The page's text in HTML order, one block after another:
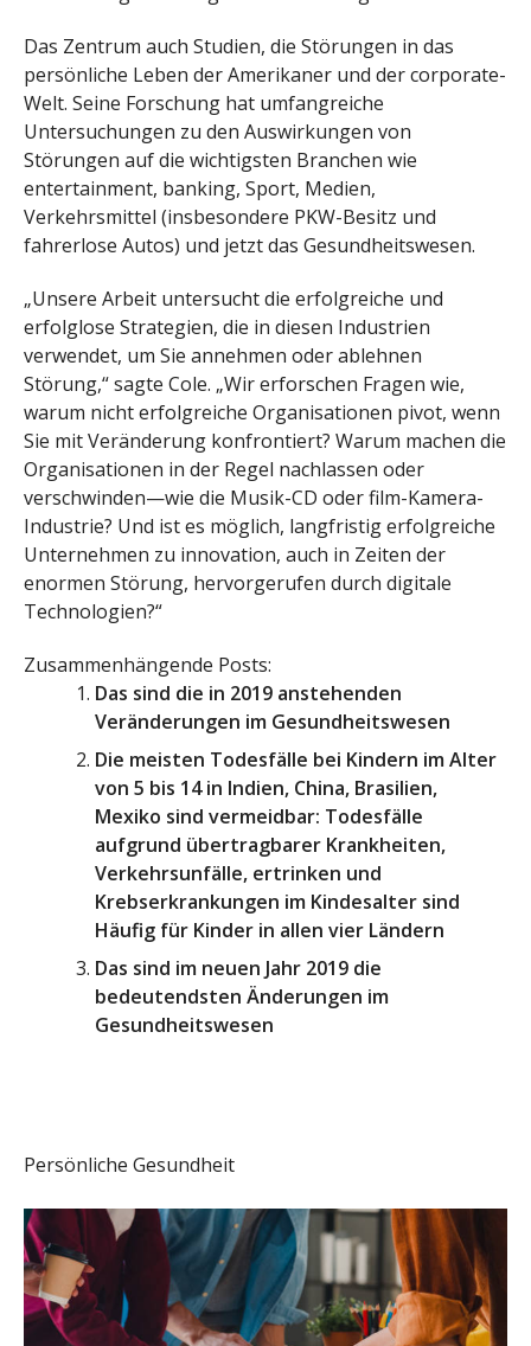
Das Zentrum auch Studien, die Störungen in das
persönliche Leben der Amerikaner und der corporate-
Welt. Seine Forschung hat umfangreiche
Untersuchungen zu den Auswirkungen von
Störungen auf die wichtigsten Branchen wie
entertainment, banking, Sport, Medien,
Verkehrsmittel (insbesondere PKW-Besitz und
fahrerlose Autos) und jetzt das Gesundheitswesen.
„Unsere Arbeit untersucht die erfolgreiche und
erfolglose Strategien, die in diesen Industrien
verwendet, um Sie annehmen oder ablehnen
Störung,“ sagte Cole. „Wir erforschen Fragen wie,
warum nicht erfolgreiche Organisationen pivot, wenn
Sie mit Veränderung konfrontiert? Warum machen die
Organisationen in der Regel nachlassen oder
verschwinden—wie die Musik-CD oder film-Kamera-
Industrie? Und ist es möglich, langfristig erfolgreiche
Unternehmen zu innovation, auch in Zeiten der
enormen Störung, hervorgerufen durch digitale
Technologien?“
Zusammenhängende Posts:
Das sind die in 2019 anstehenden
Veränderungen im Gesundheitswesen
Die meisten Todesfälle bei Kindern im Alter
von 5 bis 14 in Indien, China, Brasilien,
Mexiko sind vermeidbar: Todesfälle
aufgrund übertragbarer Krankheiten,
Verkehrsunfälle, ertrinken und
Krebserkrankungen im Kindesalter sind
Häufig für Kinder in allen vier Ländern
Das sind im neuen Jahr 2019 die
bedeutendsten Änderungen im
Gesundheitswesen
Persönliche Gesundheit